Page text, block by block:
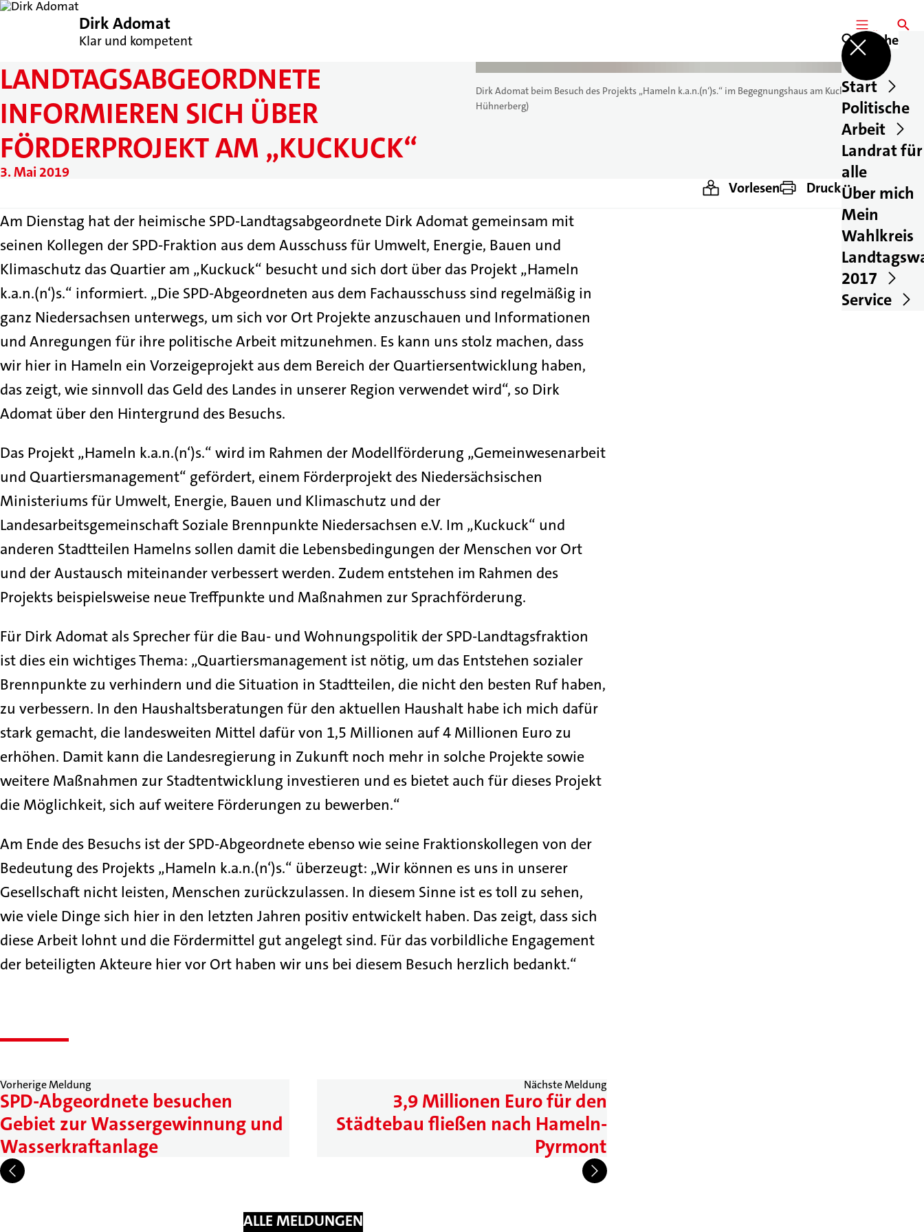
Dirk Adomat
Klar und kompetent MENÜSuche
Start
Politische
Arbeit
Landrat für
alle
Über mich
Mein
Wahlkreis
2017
Service
SUCHE
LANDTAGSABGEORDNETE
INFORMIEREN SICH ÜBER
FÖRDERPROJEKT AM „KUCKUCK“
3. Mai 2019
Dirk Adomat beim Besuch des Projekts „Hameln k.a.n.(n‘)s.“ im Begegnungshaus am Kuckuck (Foto: Jan
Hühnerberg)
Vorlesen Drucken Teilen
Am Dienstag hat der heimische SPD-Landtagsabgeordnete Dirk Adomat gemeinsam mit
seinen Kollegen der SPD-Fraktion aus dem Ausschuss für Umwelt, Energie, Bauen und
Klimaschutz das Quartier am „Kuckuck“ besucht und sich dort über das Projekt „Hameln
k.a.n.(n‘)s.“ informiert. „Die SPD-Abgeordneten aus dem Fachausschuss sind regelmäßig in
ganz Niedersachsen unterwegs, um sich vor Ort Projekte anzuschauen und Informationen
und Anregungen für ihre politische Arbeit mitzunehmen. Es kann uns stolz machen, dass
wir hier in Hameln ein Vorzeigeprojekt aus dem Bereich der Quartiersentwicklung haben,
das zeigt, wie sinnvoll das Geld des Landes in unserer Region verwendet wird“, so Dirk
Adomat über den Hintergrund des Besuchs.
Das Projekt „Hameln k.a.n.(n‘)s.“ wird im Rahmen der Modellförderung „Gemeinwesenarbeit
und Quartiersmanagement“ gefördert, einem Förderprojekt des Niedersächsischen
Ministeriums für Umwelt, Energie, Bauen und Klimaschutz und der
Landesarbeitsgemeinschaft Soziale Brennpunkte Niedersachsen e.V. Im „Kuckuck“ und
anderen Stadtteilen Hamelns sollen damit die Lebensbedingungen der Menschen vor Ort
und der Austausch miteinander verbessert werden. Zudem entstehen im Rahmen des
Projekts beispielsweise neue Treffpunkte und Maßnahmen zur Sprachförderung.
Für Dirk Adomat als Sprecher für die Bau- und Wohnungspolitik der SPD-Landtagsfraktion
ist dies ein wichtiges Thema: „Quartiersmanagement ist nötig, um das Entstehen sozialer
Brennpunkte zu verhindern und die Situation in Stadtteilen, die nicht den besten Ruf haben,
zu verbessern. In den Haushaltsberatungen für den aktuellen Haushalt habe ich mich dafür
stark gemacht, die landesweiten Mittel dafür von 1,5 Millionen auf 4 Millionen Euro zu
erhöhen. Damit kann die Landesregierung in Zukunft noch mehr in solche Projekte sowie
weitere Maßnahmen zur Stadtentwicklung investieren und es bietet auch für dieses Projekt
die Möglichkeit, sich auf weitere Förderungen zu bewerben.“
Am Ende des Besuchs ist der SPD-Abgeordnete ebenso wie seine Fraktionskollegen von der
Bedeutung des Projekts „Hameln k.a.n.(n‘)s.“ überzeugt: „Wir können es uns in unserer
Gesellschaft nicht leisten, Menschen zurückzulassen. In diesem Sinne ist es toll zu sehen,
wie viele Dinge sich hier in den letzten Jahren positiv entwickelt haben. Das zeigt, dass sich
diese Arbeit lohnt und die Fördermittel gut angelegt sind. Für das vorbildliche Engagement
der beteiligten Akteure hier vor Ort haben wir uns bei diesem Besuch herzlich bedankt.“
Vorherige Meldung
SPD-Abgeordnete besuchen
Gebiet zur Wassergewinnung und
Wasserkraftanlage
Nächste Meldung
3,9 Millionen Euro für den
Städtebau fließen nach Hameln-
Pyrmont
ALLE MELDUNGEN